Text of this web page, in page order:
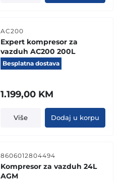
AC200
Expert kompresor za
vazduh AC200 200L
Besplatna dostava
1.199,00 KM
Više Dodaj u korpu
8606012804494
Kompresor za vazduh 24L
AGM